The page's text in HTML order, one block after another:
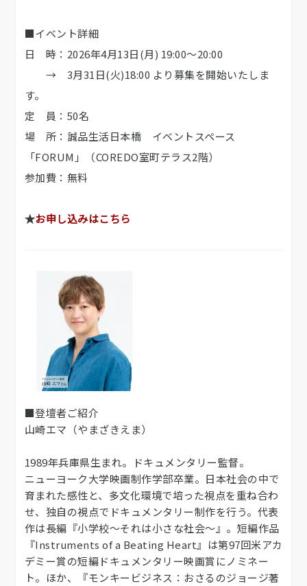
■イベント詳細
日 時：2026年4月13日(月) 19:00～20:00
→ 3月31日(火)18:00 より募集を開始いたしま
す。
定 員：50名
場 所：誠品生活日本橋 イベントスペース
「FORUM」（COREDO室町テラス2階）
参加費：無料
★お申し込みはこちら
■登壇者ご紹介
山崎エマ（やまざきえま）
1989年兵庫県生まれ。ドキュメンタリー監督。
ニューヨーク大学映画制作学部卒業。日本社会の中で
育まれた感性と、多文化環境で培った視点を重ね合わ
せ、独自の視点でドキュメンタリー制作を行う。代表
作は長編『小学校～それは小さな社会～』。短編作品
『Instruments of a Beating Heart』は第97回米アカ
デミー賞の短編ドキュメンタリー映画賞にノミネー
ト。ほか、『モンキービジネス：おさるのジョージ著